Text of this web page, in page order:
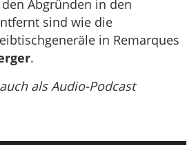
Abgründen in den
sind wie die
in Remarques
.
als Audio-Podcast